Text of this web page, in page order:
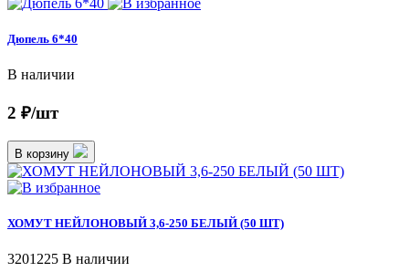
Дюпель 6*40
В наличии
2 ₽/шт
В корзину
ХОМУТ НЕЙЛОНОВЫЙ 3,6-250 БЕЛЫЙ (50 ШТ)
3201225 В наличии